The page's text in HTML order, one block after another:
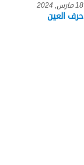
18 مارس, 2024
حرف العين